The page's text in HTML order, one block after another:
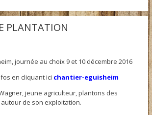
PLANTATION
journée au choix 9 et 10 décembre 2016
en cliquant ici chantier-eguisheim
jeune agriculteur, plantons des
de son exploitation.